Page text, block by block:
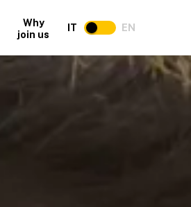
Why
join us
IT EN